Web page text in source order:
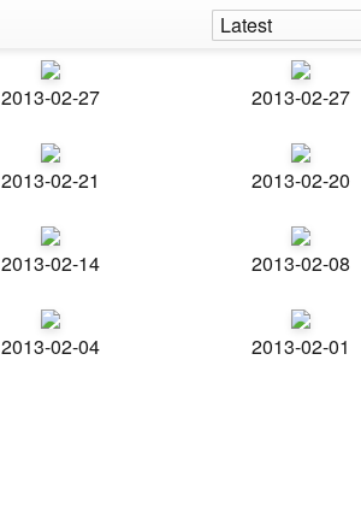
Latest
2013-02-27 2013-02-27
2013-02-21 2013-02-20
2013-02-14 2013-02-08
2013-02-04 2013-02-01